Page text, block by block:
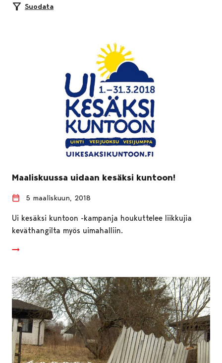
Suodata
Maaliskuussa uidaan kesäksi kuntoon!
5 maaliskuun, 2018
Ui kesäksi kuntoon -kampanja houkuttelee liikkujia
keväthangilta myös uimahalliin.